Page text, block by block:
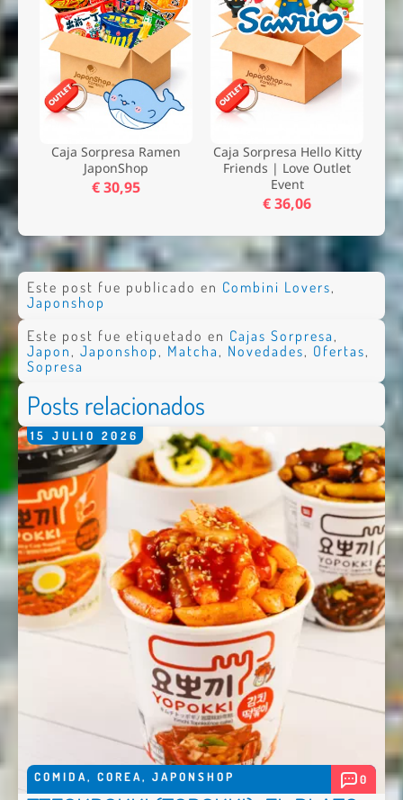
Caja Sorpresa Ramen
JaponShop
€ 30,95
Caja Sorpresa Hello Kitty
Friends | Love Outlet
Event
€ 36,06
Este post fue publicado en Combini Lovers,
Japonshop
Este post fue etiquetado en Cajas Sorpresa ,
Japon , Japonshop , Matcha , Novedades, Ofertas,
Sopresa
Posts relacionados
15 JULIO 2026
COMIDA, COREA, JAPONSHOP 0